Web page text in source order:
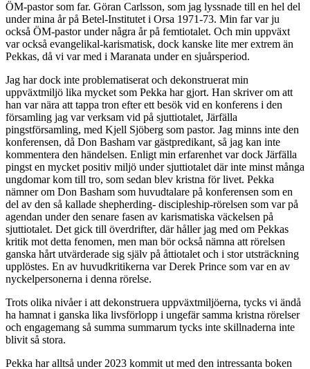
ÖM-pastor som far. Göran Carlsson, som jag lyssnade till en hel del
under mina år på Betel-Institutet i Orsa 1971-73. Min far var ju
också ÖM-pastor under några år på femtiotalet. Och min uppväxt
var också evangelikal-karismatisk, dock kanske lite mer extrem än
Pekkas, då vi var med i Maranata under en sjuårsperiod.
Jag har dock inte problematiserat och dekonstruerat min
uppväxtmiljö lika mycket som Pekka har gjort. Han skriver om att
han var nära att tappa tron efter ett besök vid en konferens i den
församling jag var verksam vid på sjuttiotalet, Järfälla
pingstförsamling, med Kjell Sjöberg som pastor. Jag minns inte den
konferensen, då Don Basham var gästpredikant, så jag kan inte
kommentera den händelsen. Enligt min erfarenhet var dock Järfälla
pingst en mycket positiv miljö under sjuttiotalet där inte minst många
ungdomar kom till tro, som sedan blev kristna för livet. Pekka
nämner om Don Basham som huvudtalare på konferensen som en
del av den så kallade shepherding- discipleship-rörelsen som var på
agendan under den senare fasen av karismatiska väckelsen på
sjuttiotalet. Det gick till överdrifter, där håller jag med om Pekkas
kritik mot detta fenomen, men man bör också nämna att rörelsen
ganska hårt utvärderade sig själv på åttiotalet och i stor utsträckning
upplöstes. En av huvudkritikerna var Derek Prince som var en av
nyckelpersonerna i denna rörelse.
Trots olika nivåer i att dekonstruera uppväxtmiljöerna, tycks vi ändå
ha hamnat i ganska lika livsförlopp i ungefär samma kristna rörelser
och engagemang så summa summarum tycks inte skillnaderna inte
blivit så stora.
Pekka har alltså under 2023 kommit ut med den intressanta boken